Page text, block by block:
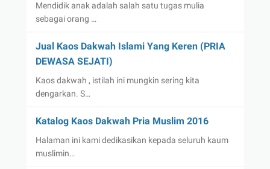
Mendidik anak adalah salah satu tugas mulia
sebagai orang …
Jual Kaos Dakwah Islami Yang Keren (PRIA
DEWASA SEJATI)
Kaos dakwah , istilah ini mungkin sering kita
dengarkan. S…
Katalog Kaos Dakwah Pria Muslim 2016
Halaman ini kami dedikasikan kepada seluruh kaum
muslimin…